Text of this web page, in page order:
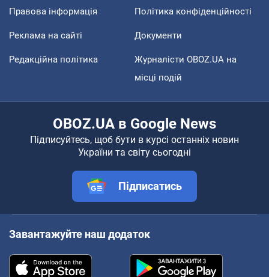
Правова інформація Політика конфіденційності
Реклама на сайті Документи
Редакційна політика
Журналісти OBOZ.UA на
місці подій
OBOZ.UA в Google News
Підписуйтесь, щоб бути в курсі останніх новин
України та світу сьогодні
Підписатись
Завантажуйте наш додаток